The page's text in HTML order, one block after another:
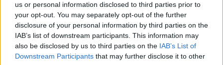
us or personal information disclosed to third parties prior to
your opt-out. You may separately opt-out of the further
disclosure of your personal information by third parties on the
IAB’s list of downstream participants. This information may
also be disclosed by us to third parties on the IAB’s List of
Downstream Participants that may further disclose it to other